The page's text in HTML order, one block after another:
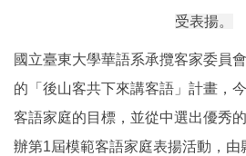
受表揚。
國立臺東大學華語系承攬客家委員
的「後山客共下來講客語」計畫，
客語家庭的目標，並從中選出優秀
辦第1屆模範客語家庭表揚活動，